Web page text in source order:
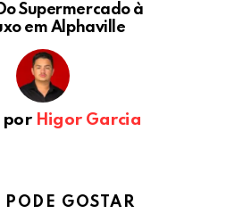
Supermercado à
em Alphaville
por Higor Garcia
PODE GOSTAR